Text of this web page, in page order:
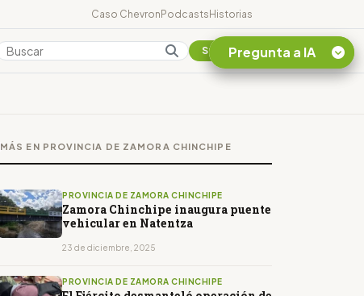
Caso ChevronPodcastsHistorias
Colombia Suscribirse
MÁS EN PROVINCIA DE ZAMORA CHINCHIPE
PROVINCIA DE ZAMORA CHINCHIPE
Zamora Chinchipe inaugura puente
vehicular en Natentza
23 de diciembre, 2025
PROVINCIA DE ZAMORA CHINCHIPE
Pregunta a IA